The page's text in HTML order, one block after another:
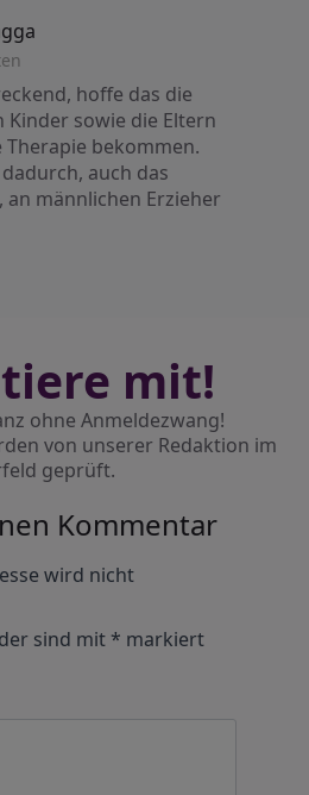
says:
hoffe das die
sowie die Eltern
Therapie bekommen.
auch das
an männlichen Erzieher
mit!
ohne Anmeldezwang!
von unserer Redaktion im
geprüft.
Kommentar
wird nicht
sind mit* markiert